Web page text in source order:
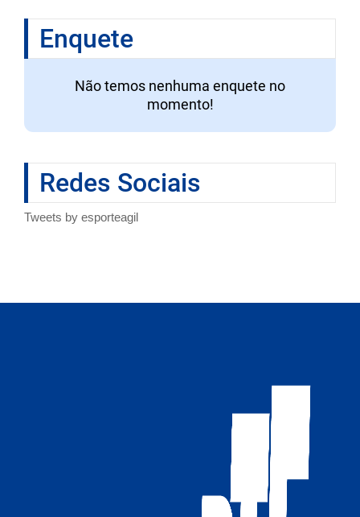
Enquete
Não temos nenhuma enquete no
momento!
Redes Sociais
Tweets by esporteagil